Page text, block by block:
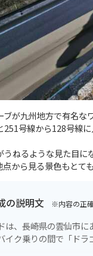
が九州地方で有名な
号線から128号線
うねるような見た目
から見る景色もとても
の説明文 ※内容の正確
は、長崎県の雲仙市
イク乗りの間で「ドラ